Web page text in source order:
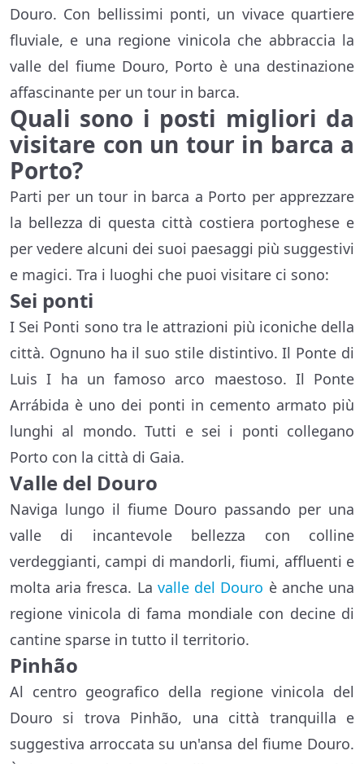
Douro. Con bellissimi ponti, un vivace quartiere
fluviale, e una regione vinicola che abbraccia la
valle del fiume Douro, Porto è una destinazione
affascinante per un tour in barca.
Quali sono i posti migliori da
visitare con un tour in barca a
Porto?
Parti per un tour in barca a Porto per apprezzare
la bellezza di questa città costiera portoghese e
per vedere alcuni dei suoi paesaggi più suggestivi
e magici. Tra i luoghi che puoi visitare ci sono:
Sei ponti
I Sei Ponti sono tra le attrazioni più iconiche della
città. Ognuno ha il suo stile distintivo. Il Ponte di
Luis I ha un famoso arco maestoso. Il Ponte
Arrábida è uno dei ponti in cemento armato più
lunghi al mondo. Tutti e sei i ponti collegano
Porto con la città di Gaia.
Valle del Douro
Naviga lungo il fiume Douro passando per una
valle di incantevole bellezza con colline
verdeggianti, campi di mandorli, fiumi, affluenti e
molta aria fresca. La valle del Douro è anche una
regione vinicola di fama mondiale con decine di
cantine sparse in tutto il territorio.
Pinhão
Al centro geografico della regione vinicola del
Douro si trova Pinhão, una città tranquilla e
suggestiva arroccata su un'ansa del fiume Douro.